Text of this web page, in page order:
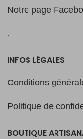
Notre page
.
INFOS LÉGALES
Conditions
Politique de
BOUTIQUE